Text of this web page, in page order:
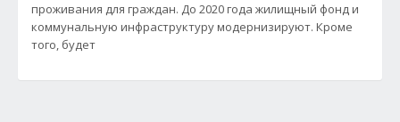
проживания для граждан. До 2020 года жилищный фонд и
коммунальную инфраструктуру модернизируют. Кроме
того, будет